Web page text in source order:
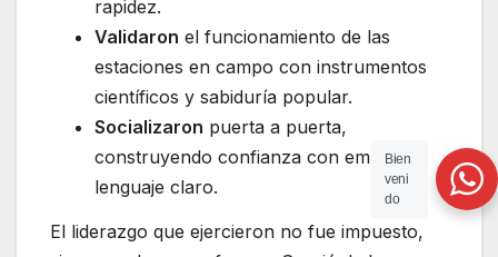
rapidez.
Validaron el funcionamiento de las
estaciones en campo con instrumentos
científicos y sabiduría popular.
Socializaron puerta a puerta,
construyendo confianza con empatía y
lenguaje claro.
El liderazgo que ejercieron no fue impuesto,
Bien
veni
do